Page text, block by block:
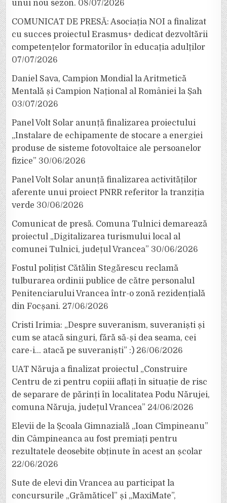
unui nou sezon. 08/07/2026
COMUNICAT DE PRESĂ: Asociația NOI a finalizat
cu succes proiectul Erasmus+ dedicat dezvoltării
competențelor formatorilor în educația adulților
07/07/2026
Daniel Sava, Campion Mondial la Aritmetică
Mentală și Campion Național al României la Șah
03/07/2026
Panel Volt Solar anunță finalizarea proiectului
„Instalare de echipamente de stocare a energiei
produse de sisteme fotovoltaice ale persoanelor
fizice” 30/06/2026
Panel Volt Solar anunță finalizarea activităților
aferente unui proiect PNRR referitor la tranziția
verde 30/06/2026
Comunicat de presă. Comuna Tulnici demarează
proiectul „Digitalizarea turismului local al
comunei Tulnici, județul Vrancea” 30/06/2026
Fostul polițist Cătălin Stegărescu reclamă
tulburarea ordinii publice de către personalul
Penitenciarului Vrancea într-o zonă rezidențială
din Focșani. 27/06/2026
Cristi Irimia: „Despre suveranism, suveraniști și
cum se atacă singuri, fără să-și dea seama, cei
care-i… atacă pe suveraniști” :) 26/06/2026
UAT Năruja a finalizat proiectul „Construire
Centru de zi pentru copiii aflați în situație de risc
de separare de părinți în localitatea Podu Nărujei,
comuna Năruja, județul Vrancea” 24/06/2026
Elevii de la Școala Gimnazială „Ioan Cîmpineanu”
din Câmpineanca au fost premiați pentru
rezultatele deosebite obținute în acest an școlar
22/06/2026
Sute de elevi din Vrancea au participat la
concursurile „Grămăticel” și „MaxiMate”,